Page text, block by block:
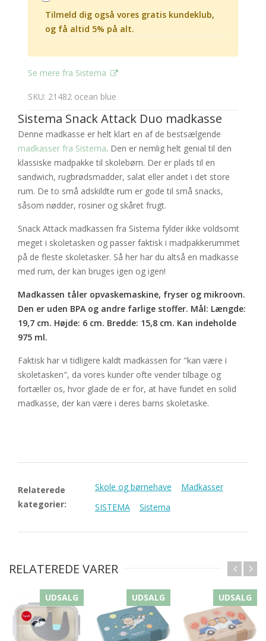
Tilmeld dig også vores gratis kundeklub,
og få altid 5% på alt.
Se mere fra Sistema
SKU: 21482 ocean blue
Sistema Snack Attack Duo madkasse
Denne madkasse er helt klart en af de bestsælgende
madkasser fra Sistema. Den er nemlig helt genial til den
klassiske madpakke til skolebørn. Der er plads til en
sandwich, rugbrødsmadder, salat eller andet i det store
rum. De to små adskildte rum er gode til små snacks,
såsom nødder, rosiner og skåret frugt.
Snack Attack madkassen fra Sistema fylder ikke voldsomt
meget i skoletasken og passer faktisk i madpakkerummet
på de fleste skoletasker. Så her har du altså en madkasse
med rum, der kan bruges igen og igen!
Madkassen tåler opvaskemaskine, fryser og mikroovn.
Den er uden BPA og andre farlige stoffer. Mål: Længde:
19,7 cm. Højde: 6 cm. Bredde: 15,8 cm. Kan indeholde
975 ml.
Faktisk har vi tidligere kaldt madkassen for "kan være i
skoletasken", da vores kunder ofte vender tilbage og
fortæller os, hvor glade de er for, at have fundet en solid
madkasse, der kan være i deres barns skoletaske.
Relaterede
kategorier:
Skole og børnehave
Madkasser
SISTEMA
Sistema
RELATEREDE VARER
UDSALG UDSALG UDSALG